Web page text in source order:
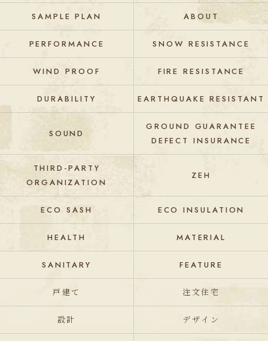
SAMPLE PLAN ABOUT
PERFORMANCE SNOW RESISTANCE
WIND PROOF FIRE RESISTANCE
DURABILITY EARTHQUAKE RESISTANT
SOUND
GROUND GUARANTEE
DEFECT INSURANCE
THIRD-PARTY
ORGANIZATION
ZEH
ECO SASH ECO INSULATION
HEALTH MATERIAL
SANITARY FEATURE
戸建て 注文住宅
設計 デザイン